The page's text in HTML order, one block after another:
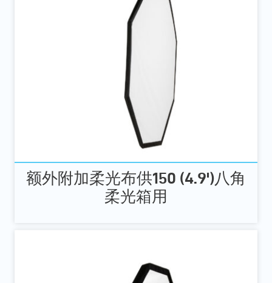
额外附加柔光布供150 (4.9')八角
柔光箱用